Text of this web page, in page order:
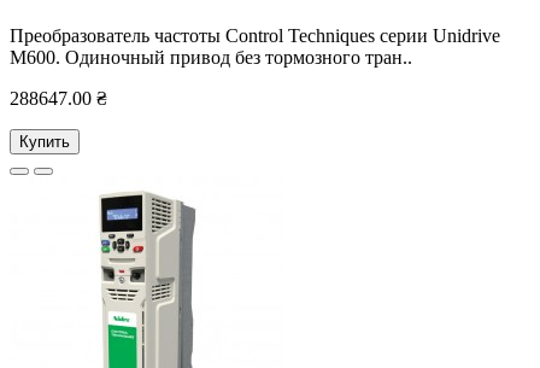
Преобразователь частоты Control Techniques серии Unidrive
M600. Одиночный привод без тормозного тран..
288647.00 ₴
Купить